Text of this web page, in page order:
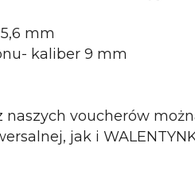
mm
kaliber 9 mm
naszych voucherów
jak i